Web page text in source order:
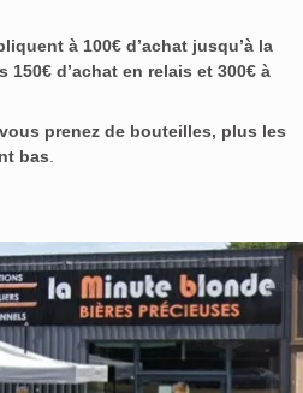
à 100€ d’achat jusqu’à la
d’achat en relais et 300€ à
prenez de bouteilles, plus les
bas